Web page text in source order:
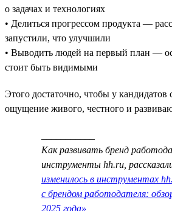
о задачах и технологиях
• Делиться прогрессом продукта —
запустили, что улучшили
• Выводить людей на первый план —
стоит быть видимыми
Этого достаточно, чтобы у кандидатов
ощущение живого, честного и
Как развивать бренд
инструменты hh.ru,
изменилось в инструментах
с брендом работодателя:
2025 года»